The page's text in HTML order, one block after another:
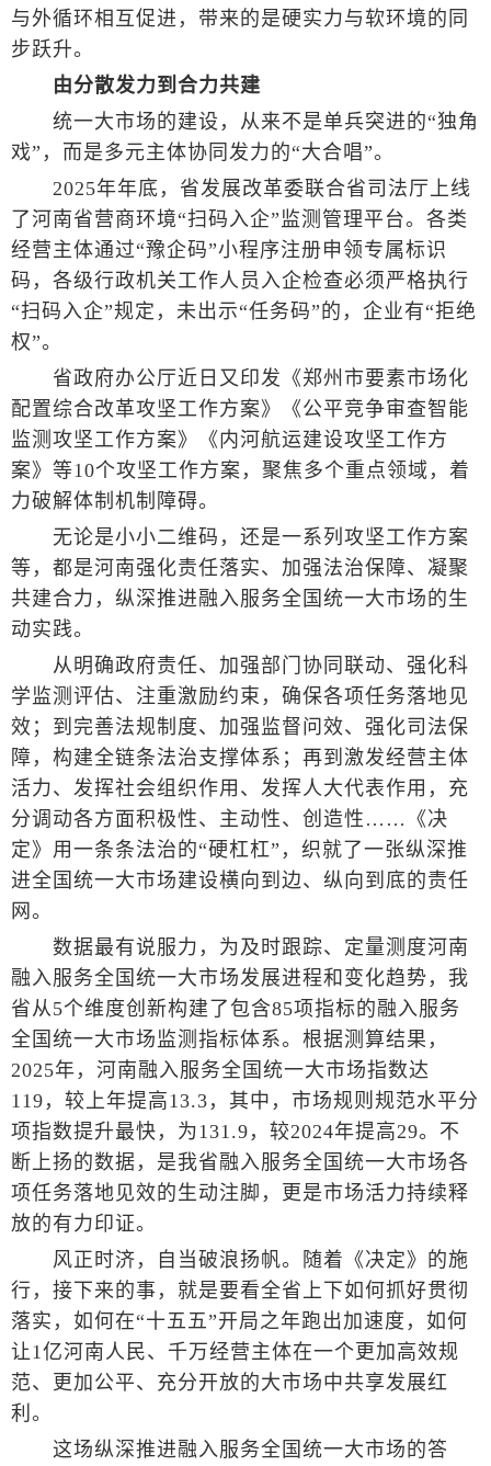
与外循环相互促进，带来的是硬实力与软环境的同
步跃升。
由分散发力到合力共建
统一大市场的建设，从来不是单兵突进的“独角
戏”，而是多元主体协同发力的“大合唱”。
2025年年底，省发展改革委联合省司法厅上线
了河南省营商环境“扫码入企”监测管理平台。各类
经营主体通过“豫企码”小程序注册申领专属标识
码，各级行政机关工作人员入企检查必须严格执行
“扫码入企”规定，未出示“任务码”的，企业有“拒绝
权”。
省政府办公厅近日又印发《郑州市要素市场化
配置综合改革攻坚工作方案》《公平竞争审查智能
监测攻坚工作方案》《内河航运建设攻坚工作方
案》等10个攻坚工作方案，聚焦多个重点领域，着
力破解体制机制障碍。
无论是小小二维码，还是一系列攻坚工作方案
等，都是河南强化责任落实、加强法治保障、凝聚
共建合力，纵深推进融入服务全国统一大市场的生
动实践。
从明确政府责任、加强部门协同联动、强化科
学监测评估、注重激励约束，确保各项任务落地见
效；到完善法规制度、加强监督问效、强化司法保
障，构建全链条法治支撑体系；再到激发经营主体
活力、发挥社会组织作用、发挥人大代表作用，充
分调动各方面积极性、主动性、创造性……《决
定》用一条条法治的“硬杠杠”，织就了一张纵深推
进全国统一大市场建设横向到边、纵向到底的责任
网。
数据最有说服力，为及时跟踪、定量测度河南
融入服务全国统一大市场发展进程和变化趋势，我
省从5个维度创新构建了包含85项指标的融入服务
全国统一大市场监测指标体系。根据测算结果，
2025年，河南融入服务全国统一大市场指数达
119，较上年提高13.3，其中，市场规则规范水平分
项指数提升最快，为131.9，较2024年提高29。不
断上扬的数据，是我省融入服务全国统一大市场各
项任务落地见效的生动注脚，更是市场活力持续释
放的有力印证。
风正时济，自当破浪扬帆。随着《决定》的施
行，接下来的事，就是要看全省上下如何抓好贯彻
落实，如何在“十五五”开局之年跑出加速度，如何
让1亿河南人民、千万经营主体在一个更加高效规
范、更加公平、充分开放的大市场中共享发展红
利。
这场纵深推进融入服务全国统一大市场的答